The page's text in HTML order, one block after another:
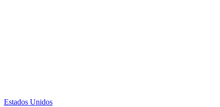
Estados Unidos